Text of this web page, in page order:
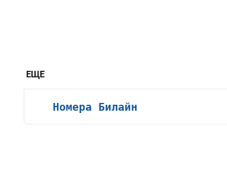
ЕЩЕ
Номера Билайн